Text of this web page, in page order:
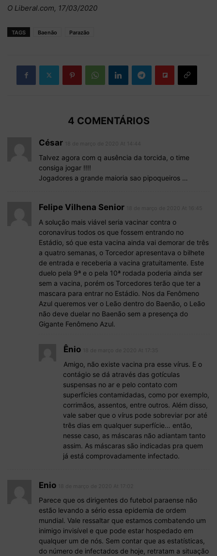
O Liberal.com, 17/03/2020
TAGS Baenão Parazão
4 COMENTÁRIOS
César
Talvez agora com q ausência da torcida, o time
consiga jogar !!!!
Jogadores a grande maioria sao pipoqueiros …
Felipe Vilhena Senior
A solução mais viável seria vacinar contra o
coronavírus todos os que fossem entrando no
Estádio, só que esta vacina ainda vai demorar de três
a quatro semanas, o Torcedor apresentava o bilhete
de entrada e receberia a vacina gratuitamente. Este
duelo pela 9ª e o pela 10ª rodada poderia ainda ser
sem a vacina, porém os Torcedores terão que ter a
mascara para entrar no Estádio. Nos da Fenômeno
Azul queremos ver o Leão dentro do Baenão, o Leão
não deve duelar no Baenão sem a presença do
Gigante Fenômeno Azul.
Ênio
Amigo, não existe vacina pra esse vírus. E o
contágio se dá através das gotículas
suspensas no ar e pelo contato com
superfícies contamidadas, como por exemplo,
corrimãos, assentos, entre outros. Além disso,
vale saber que o vírus pode sobreviar por até
três dias em qualquer superfície… então,
nesse caso, as máscaras não adiantam tanto
assim. As máscaras são indicadas pra quem
já está comprovadamente infectado.
Enio
Parece que os dirigentes do futebol paraense não
estão levando a sério essa epidemia de ordem
mundial. Vale ressaltar que estamos combatendo um
inimigo invisível e que pode estar hospedado em
qualquer um de nós. Sem contar que as estatísticas,
do número de infectados de hoje, retratam a situação